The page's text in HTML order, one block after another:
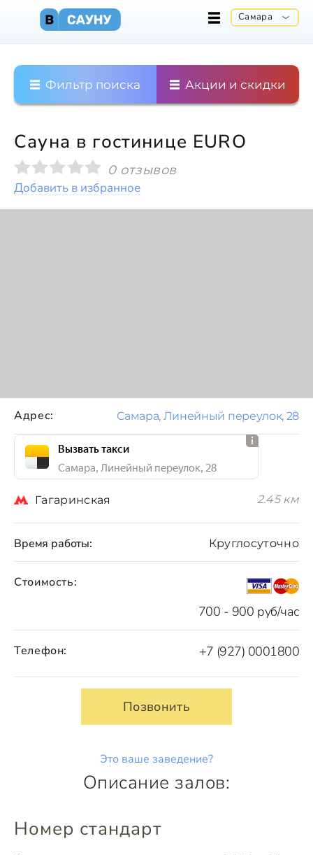
Самара
Фильтр поиска Акции и скидки
Сауна в гостинице EURO
0 отзывов
Добавить в избранное
Стоимость:
700 - 900 руб/час
Время работы: Круглосуточно
Телефон: +7 (927) 0001800
Позвонить
Это ваше заведение?
Адрес: Самара, Линейный переулок, 28
Вызвать такси
Самара, Линейный переулок, 28
Гагаринская 2.45 км
Описание залов:
Номер стандарт